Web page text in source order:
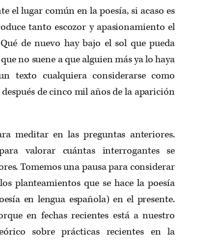
el lugar común en la poesía, si acaso es
tanto escozor y apasionamiento el
de nuevo hay bajo el sol que pueda
no suene a que alguien más ya lo haya
texto cualquiera considerarse como
de cinco mil años de la aparición
meditar en las preguntas anteriores.
valorar cuántas interrogantes se
Tomemos una pausa para considerar
planteamientos que se hace la poesía
en lengua española) en el presente.
en fechas recientes está a nuestro
sobre prácticas recientes en la